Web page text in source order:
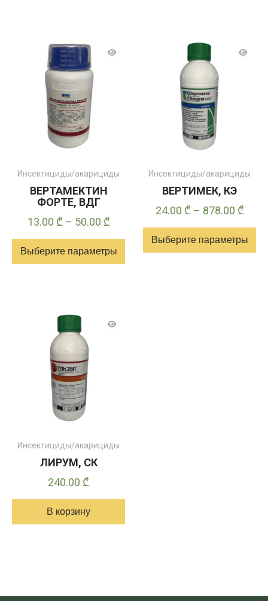
Инсектициды/акарициды
ВЕРТАМЕКТИН
ФОРТЕ, ВДГ
13.00 ₾ – 50.00 ₾Диапазон
цен:
13.00 ₾
Выберите параметры
несколько
вариантов.
Опции
можно
выбрать
на
странице
товара
Инсектициды/акарициды
ВЕРТИМЕК, КЭ
24.00 ₾ – 878.00 ₾
цен:
Выберите параметры
Инсектициды/акарициды
ЛИРУМ, СК
240.00 ₾
В корзину